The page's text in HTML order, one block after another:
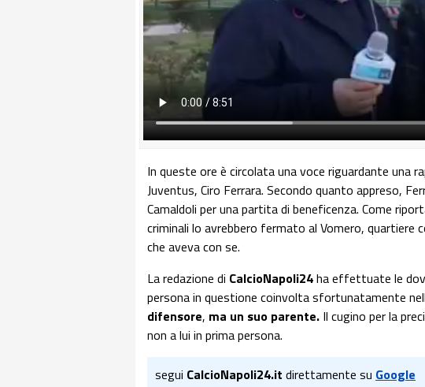
In queste ore è circolata una voce riguardante una
Juventus, Ciro Ferrara. Secondo quanto appreso,
Camaldoli per una partita di beneficenza. Come
criminali lo avrebbero fermato al Vomero, quartiere
che aveva con se.
La redazione di CalcioNapoli24ha effettuate le
persona in questione coinvolta sfortunatamente
difensore, ma un suo parente. Il cugino per la
non a lui in prima persona.
segui CalcioNapoli24.it direttamente su Google